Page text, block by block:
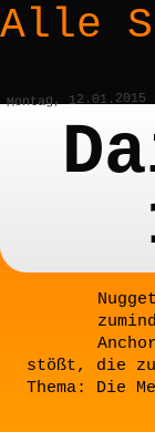
Alle
Montag, 12.01.2015
stößt, die
Thema: Die